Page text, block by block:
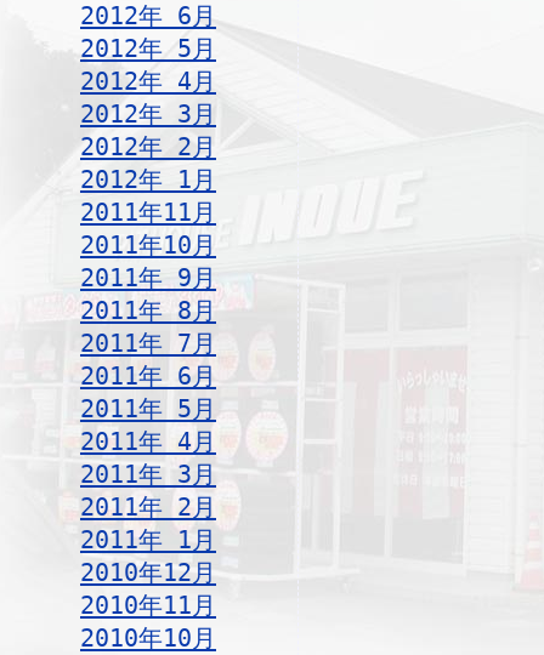
2012年 6月
2012年 5月
2012年 4月
2012年 3月
2012年 2月
2012年 1月
2011年11月
2011年10月
2011年 9月
2011年 8月
2011年 7月
2011年 6月
2011年 5月
2011年 4月
2011年 3月
2011年 2月
2011年 1月
2010年12月
2010年11月
2010年10月